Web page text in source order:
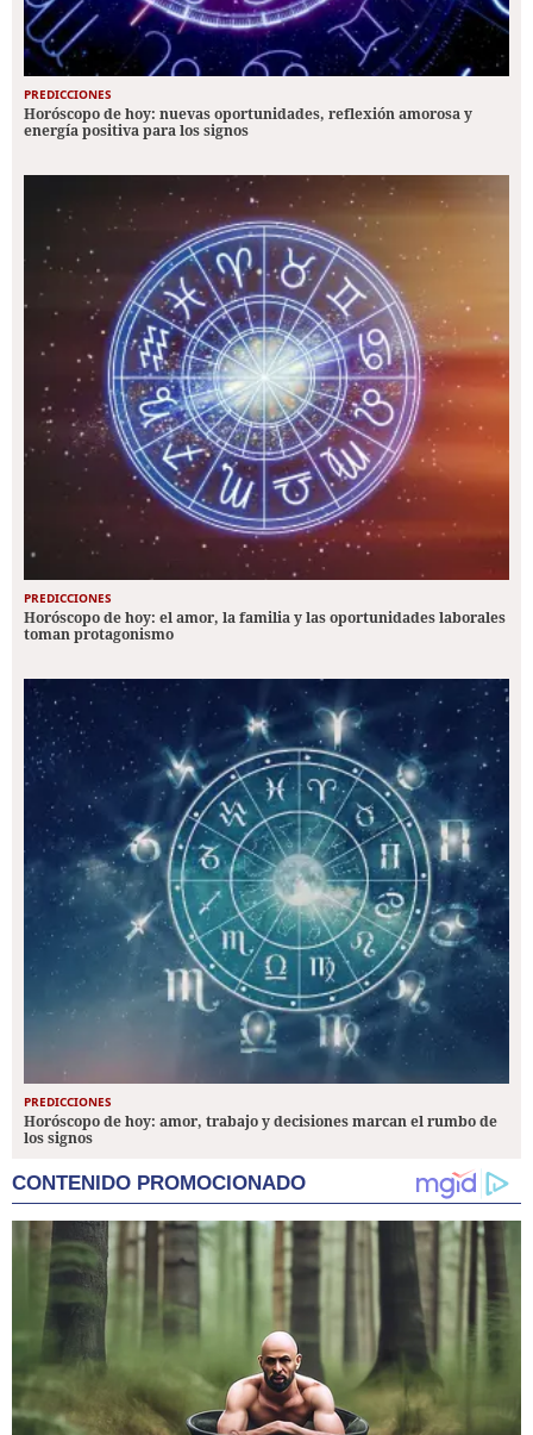
PREDICCIONES
Horóscopo de hoy: nuevas oportunidades, reflexión amorosa y
energía positiva para los signos
PREDICCIONES
Horóscopo de hoy: el amor, la familia y las oportunidades laborales
toman protagonismo
PREDICCIONES
Horóscopo de hoy: amor, trabajo y decisiones marcan el rumbo de
los signos
CONTENIDO PROMOCIONADO